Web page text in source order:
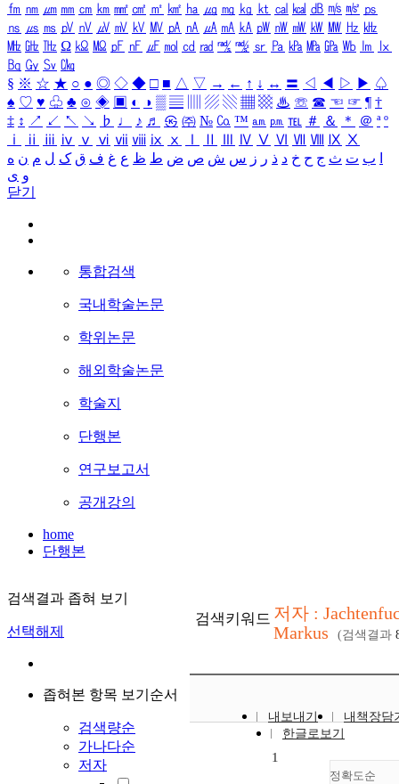
㎙ ㎚ ㎛ ㎜ ㎝ ㎞ ㎟ ㎠ ㎡ ㎢ ㏊ ㎍ ㎎ ㎏ ㏏ ㎈ ㎉ ㏈ ㎧ ㎨ ㎰
㎱ ㎲ ㎳ ㎴ ㎵ ㎶ ㎷ ㎸ ㎹ ㎀ ㎁ ㎂ ㎃ ㎄ ㎺ ㎻ ㎽ ㎾ ㎿ ㎐ ㎑
㎒ ㎓ ㎔ Ω ㏀ ㏁ ㎊ ㎋ ㎌ ㏖ ㏅ ㎭ ㎮ ㎯ ㏛ ㎩ ㎪ ㎫ ㎬ ㏝ ㏐
㏓
㏃ ㏉ ㏜ ㏆
§ ※ ☆ ★ ○ ● ◎ ◇ ◆ □ ■ △ ▽ → ← ↑ ↓ ↔ 〓 ◁ ◀ ▷ ▶ ♤
♠ ♡ ♥ ♧ ♣ ⊙ ◈ ▣ ◐ ◑ ▒ ▤ ▨ ▧ ▦ ▩ ♨ ☏ ☎ ☜ ☞ ¶ †
‡ ↕ ↗ ↙ ↖ ↘ ♭ ♩ ♪ ♬ ㉿ ㈜ № ㏇ ™ ㏂ ㏘ ℡ ＃ ＆ ＊ ＠ ª º
ⅰ
ⅱ ⅲ ⅳ ⅴ ⅵ ⅶ ⅷ ⅸ ⅹ Ⅳ Ⅴ Ⅵ Ⅶ Ⅷ Ⅸ Ⅹ
ب ت ث ج ح خ د ذ ر ز س ش ص ض ط ظ ع غ ف ق ک ل م ن ه
و ی
닫기
통합검색
국내학술논문
학위논문
해외학술논문
학술지
단행본
연구보고서
공개강의
home
단행본
검색결과 좁혀 보기
선택해제
좁혀본 항목 보기순서
검색량순
가나다순
저자
검색키워드 저자 :
Markus
(검색결과
내보내기
내책장담
한글로보기
정확도순
1